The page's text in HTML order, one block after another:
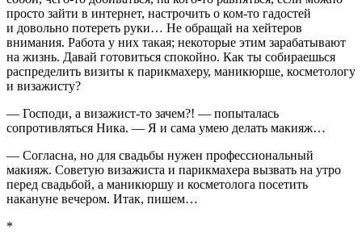
просто зайти в интернет, настрочить о ком-то гадостей
и довольно потереть руки… Не обращай на хейтеров
внимания. Работа у них такая; некоторые этим зарабатывают
на жизнь. Давай готовиться спокойно. Как ты собираешься
распределить визиты к парикмахеру, маникюрше, косметологу
и визажисту?
— Господи, а визажист-то зачем?! — попыталась
сопротивляться Ника. — Я и сама умею делать макияж…
— Согласна, но для свадьбы нужен профессиональный
макияж. Советую визажиста и парикмахера вызвать на утро
перед свадьбой, а маникюршу и косметолога посетить
накануне вечером. Итак, пишем…
*